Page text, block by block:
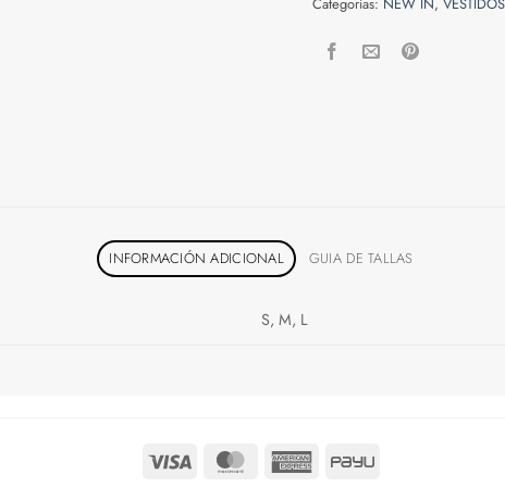
INFORMACIÓN ADICIONAL GUIA DE TALLAS
S, M, L
Visa MasterCardAmericanPayU